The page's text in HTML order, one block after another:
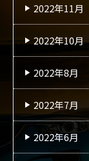
2022年11月
2022年10月
2022年8月
2022年7月
2022年6月